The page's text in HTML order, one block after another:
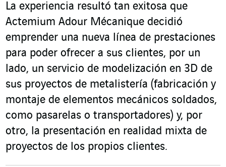
La experiencia resultó tan exitosa que
Actemium Adour Mécanique decidió
emprender una nueva línea de prestaciones
para poder ofrecer a sus clientes, por un
lado, un servicio de modelización en 3D de
sus proyectos de metalistería (fabricación y
montaje de elementos mecánicos soldados,
como pasarelas o transportadores) y, por
otro, la presentación en realidad mixta de
proyectos de los propios clientes.